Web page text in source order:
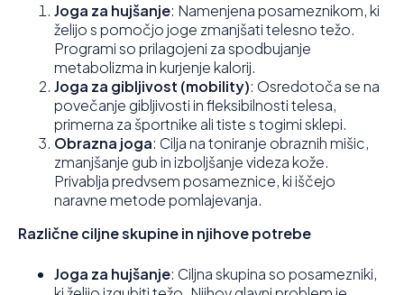
Joga za hujšanje: Namenjena posameznikom, ki
želijo s pomočjo joge zmanjšati telesno težo.
Programi so prilagojeni za spodbujanje
metabolizma in kurjenje kalorij.
Joga za gibljivost (mobility): Osredotoča se na
povečanje gibljivosti in fleksibilnosti telesa,
primerna za športnike ali tiste s togimi sklepi.
Obrazna joga: Cilja na toniranje obraznih mišic,
zmanjšanje gub in izboljšanje videza kože.
Privablja predvsem posameznice, ki iščejo
naravne metode pomlajevanja.
Različne ciljne skupine in njihove potrebe
Joga za hujšanje: Ciljna skupina so posamezniki,